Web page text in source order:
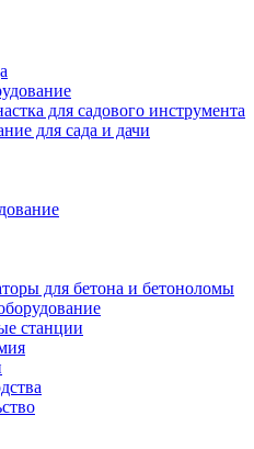
для садового инструмента
для сада и дачи
для бетона и бетоноломы
станции